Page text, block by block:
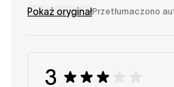
Pokaż oryginałPrzetłumaczono
3